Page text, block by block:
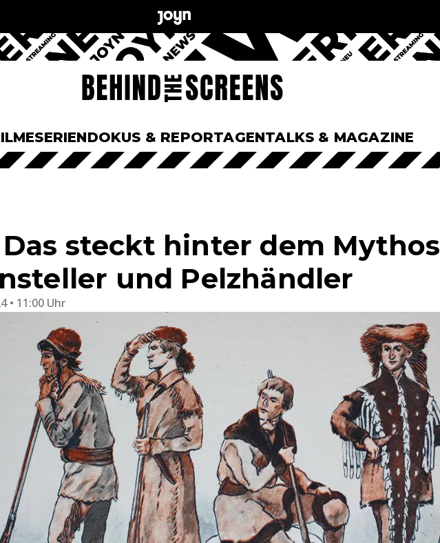
SERIENDOKUS & REPORTAGENTALKS & MAGAZINE
steckt hinter dem Mythos
und Pelzhändler
• 11:00 Uhr